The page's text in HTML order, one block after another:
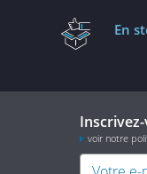
En
voir notre